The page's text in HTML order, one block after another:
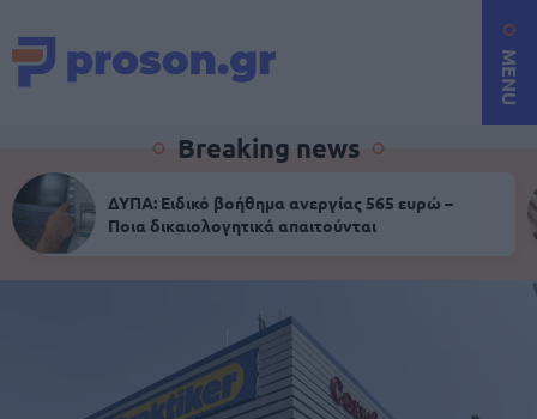
MENU
Breaking news
ΔΥΠΑ: Ειδικό βοήθημα ανεργίας 565 ευρώ –
Ποια δικαιολογητικά απαιτούνται